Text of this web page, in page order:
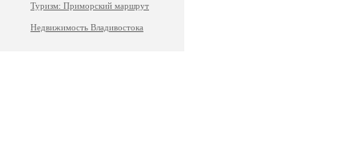
Туризм: Приморский маршрут
Недвижимость Владивостока